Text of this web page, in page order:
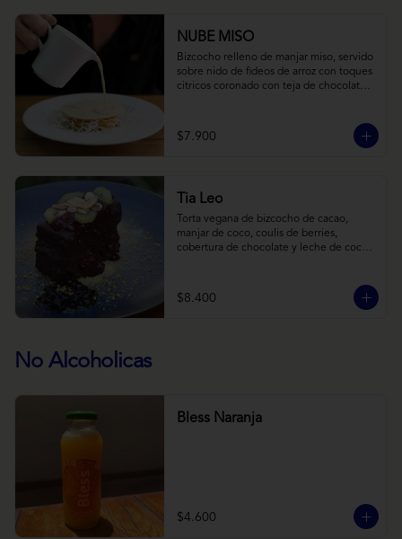
NUBE MISO
Bizcocho relleno de manjar miso, servido
sobre nido de fideos de arroz con toques
citricos coronado con teja de chocolate
$7.900
Tia Leo
Torta vegana de bizcocho de cacao,
manjar de coco, coulis de berries,
cobertura de chocolate y leche de coco
$8.400
No Alcoholicas
Bless Naranja
$4.600